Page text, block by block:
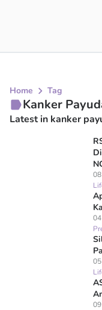
Home Tag
Kanker
Latest in kanker